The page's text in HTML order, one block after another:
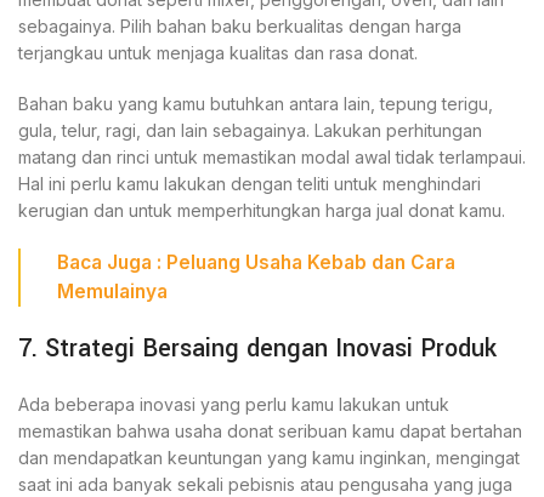
sebagainya. Pilih bahan baku berkualitas dengan harga
terjangkau untuk menjaga kualitas dan rasa donat.
Bahan baku yang kamu butuhkan antara lain, tepung terigu,
gula, telur, ragi, dan lain sebagainya. Lakukan perhitungan
matang dan rinci untuk memastikan modal awal tidak terlampaui.
Hal ini perlu kamu lakukan dengan teliti untuk menghindari
kerugian dan untuk memperhitungkan harga jual donat kamu.
Baca Juga : Peluang Usaha Kebab dan Cara
Memulainya
7. Strategi Bersaing dengan Inovasi Produk
Ada beberapa inovasi yang perlu kamu lakukan untuk
memastikan bahwa usaha donat seribuan kamu dapat bertahan
dan mendapatkan keuntungan yang kamu inginkan, mengingat
saat ini ada banyak sekali pebisnis atau pengusaha yang juga